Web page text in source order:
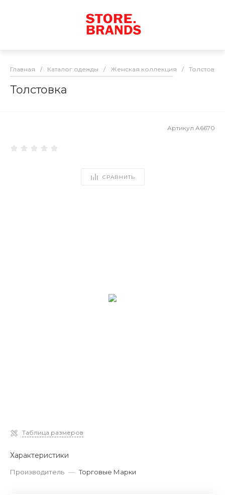
Главная / Каталог одежды / Женская коллекция / Толстовки
Толстовка
Артикул A6670
СРАВНИТЬ
Таблица размеров
Характеристики
Производитель — Торговые Марки